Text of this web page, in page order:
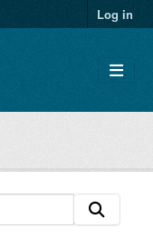
Log in